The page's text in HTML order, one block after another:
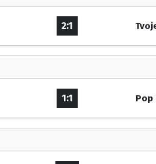
2:1
1:1 Pop